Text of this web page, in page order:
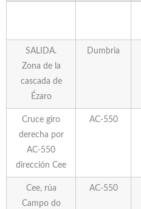
SALIDA.
Zona de la
cascada de
Ézaro
Dumbria
Cruce giro
derecha por
AC-550
dirección Cee
AC-550
Cee, rúa
Campo do
AC-550